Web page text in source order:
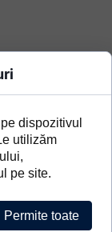
dispozitivul
utilizăm
pe site.
Permite toate